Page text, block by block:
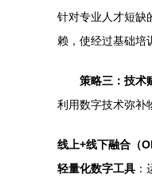
针对专业人才短缺
赖，使经过基础培
策略三：技术
利用数字技术弥补
线上+线下融合（
轻量化数字工具